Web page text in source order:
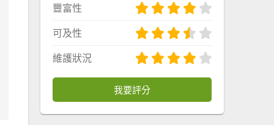
豐富性
可及性
維護狀況
我要評分